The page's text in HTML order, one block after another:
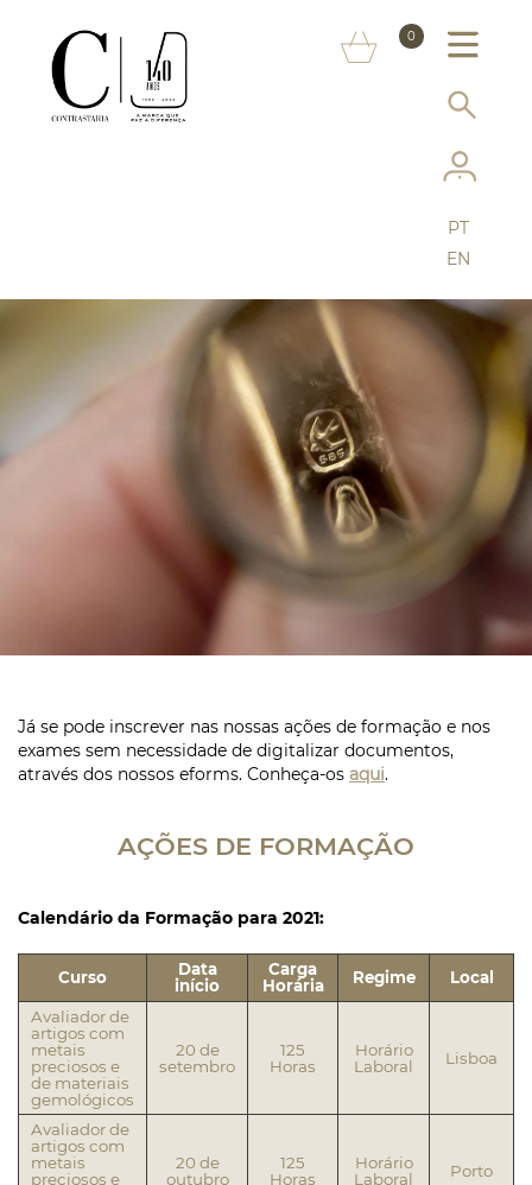
0
INFORMAÇÃO AO CONSUMIDOR
SERVIÇOS
MAIS CONTRASTARIA
FAQ
LOJA ONLINE
PT
EN
Já se pode inscrever nas nossas ações de formação e nos
exames sem necessidade de digitalizar documentos,
através dos nossos eforms. Conheça-os aqui.
AÇÕES DE FORMAÇÃO
Calendário da Formação para 2021:
Curso
Data
início
Carga
Horária
Regime Local
Avaliador de
artigos com
metais
preciosos e
de materiais
gemológicos
20 de
setembro
125
Horas
Horário
Laboral
Lisboa
Avaliador de
artigos com
metais
preciosos e
20 de
outubro
125
Horas
Horário
Laboral
Porto